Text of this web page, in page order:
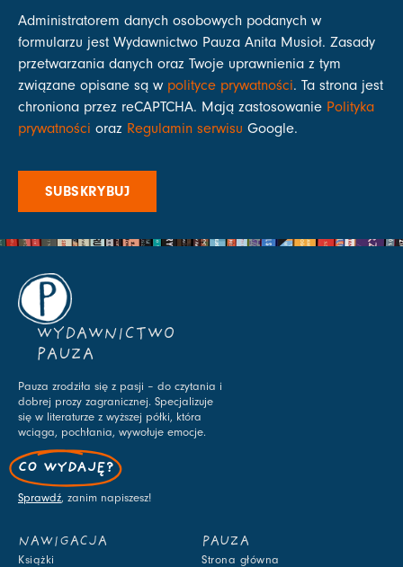
Administratorem danych osobowych podanych w
formularzu jest Wydawnictwo Pauza Anita Musioł. Zasady
przetwarzania danych oraz Twoje uprawnienia z tym
związane opisane są w polityce prywatności. Ta strona jest
chroniona przez reCAPTCHA. Mają zastosowanie Polityka
prywatności oraz Regulamin serwisu Google.
SUBSKRYBUJ
WYDAWNICTWO
PAUZA
Pauza zrodziła się z pasji – do czytania i
dobrej prozy zagranicznej. Specjalizuje
się w literaturze z wyższej półki, która
wciąga, pochłania, wywołuje emocje.
CO WYDAJĘ?
Sprawdź, zanim napiszesz!
NAWIGACJA
Książki
PAUZA
Strona główna